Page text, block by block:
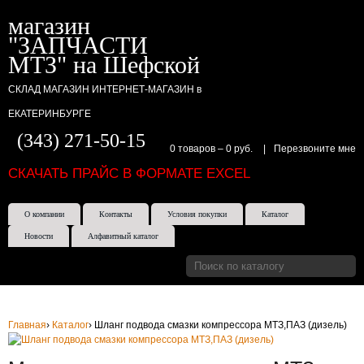
магазин
"ЗАПЧАСТИ
МТЗ" на Шефской
СКЛАД МАГАЗИН ИНТЕРНЕТ-МАГАЗИН в
ЕКАТЕРИНБУРГЕ
0 товаров – 0 руб. Перезвоните мне
(343) 271-50-15
СКАЧАТЬ ПРАЙС В ФОРМАТЕ EXCEL
О компании Контакты Условия покупки Каталог
Новости Алфавитный каталог
Главная› Каталог› Шланг подвода смазки компрессора МТЗ,ПАЗ (дизель)